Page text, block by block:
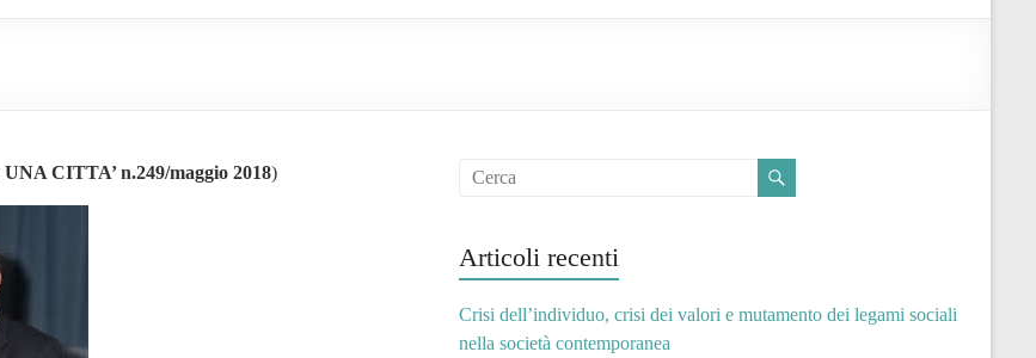
UNA CITTA’ n.249/maggio 2018)
Articoli recenti
Crisi dell’individuo, crisi dei valori e mutamento dei legami sociali
nella società contemporanea